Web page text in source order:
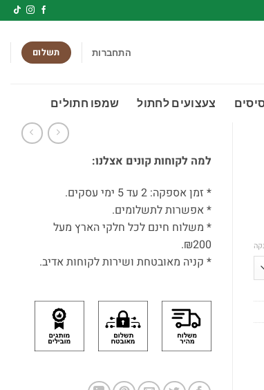
התחברות תשלום
צעצועים לחתול שמפו חתולים
למה לקוחות קונים אצלנו:
* זמן אספקה: 2 עד 5 ימי עסקים.
* אפשרות לתשלומים.
* משלוח חינם לכל חלקי הארץ מעל
₪200.
* קניה מאובטחת ושירות לקוחות אדיב.
נקה